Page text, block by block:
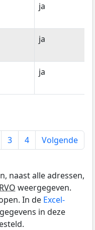
ja
ja
ja
3 4 Volgende
naast alle adressen,
RVO weergegeven.
In de Excel-
in deze